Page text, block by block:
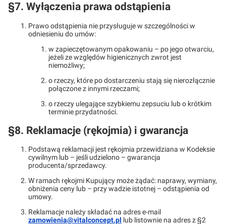
§7. Wyłączenia prawa odstąpienia
Prawo odstąpienia nie przysługuje w szczególności w
odniesieniu do umów:
w zapieczętowanym opakowaniu – po jego otwarciu,
jeżeli ze względów higienicznych zwrot jest
niemożliwy;
o rzeczy, które po dostarczeniu stają się nierozłącznie
połączone z innymi rzeczami;
o rzeczy ulegające szybkiemu zepsuciu lub o krótkim
terminie przydatności.
§8. Reklamacje (rękojmia) i gwarancja
Podstawą reklamacji jest rękojmia przewidziana w Kodeksie
cywilnym lub – jeśli udzielono – gwarancja
producenta/sprzedawcy.
W ramach rękojmi Kupujący może żądać: naprawy, wymiany,
obniżenia ceny lub – przy wadzie istotnej – odstąpienia od
umowy.
Reklamacje należy składać na adres e-mail
zamowienia@vitalconcept.pl lub listownie na adres z §2